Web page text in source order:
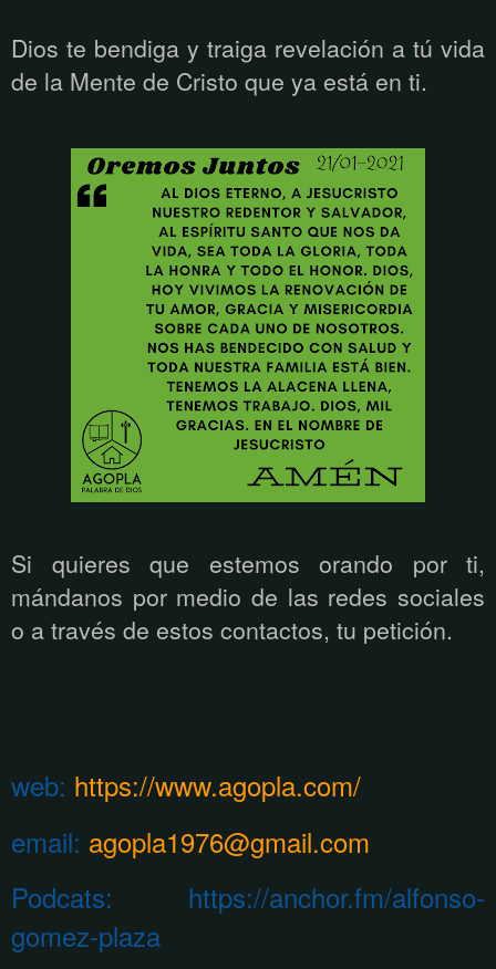
Dios te bendiga y traiga revelación a tú vida
de la Mente de Cristo que ya está en ti.
Si quieres que estemos orando por ti,
mándanos por medio de las redes sociales
o a través de estos contactos, tu petición.
web: https://www.agopla.com/
email: agopla1976@gmail.com
Podcats: https://anchor.fm/alfonso-
gomez-plaza